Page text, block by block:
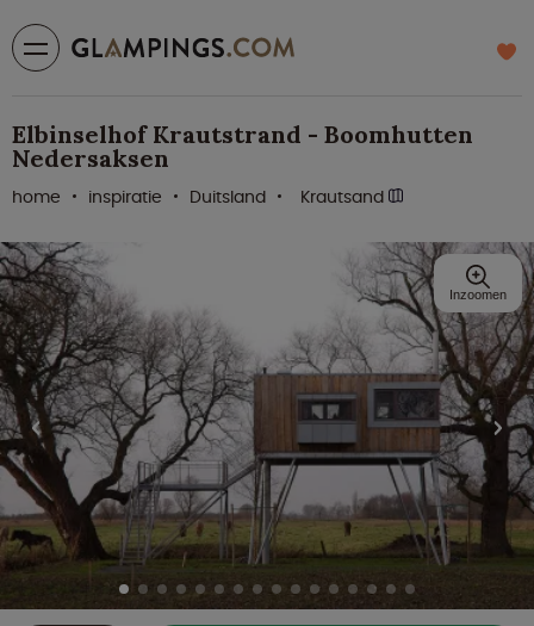
Elbinselhof Krautstrand - Boomhutten
Nedersaksen
home inspiratie Duitsland Krautsand
Inzoomen